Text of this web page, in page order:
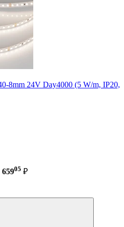
8mm 24V Day4000 (5 W/m, IP20,
65905 ₽